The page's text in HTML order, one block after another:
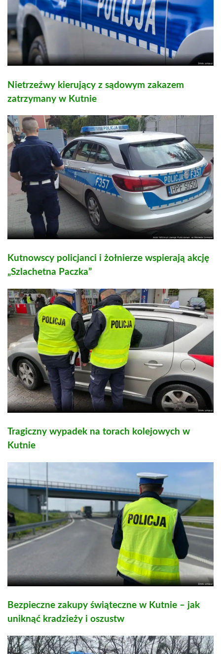
Nietrzeźwy kierujący z sądowym zakazem
zatrzymany w Kutnie
Kutnowscy policjanci i żołnierze wspierają akcję
„Szlachetna Paczka”
Tragiczny wypadek na torach kolejowych w
Kutnie
Bezpieczne zakupy świąteczne w Kutnie – jak
uniknąć kradzieży i oszustw